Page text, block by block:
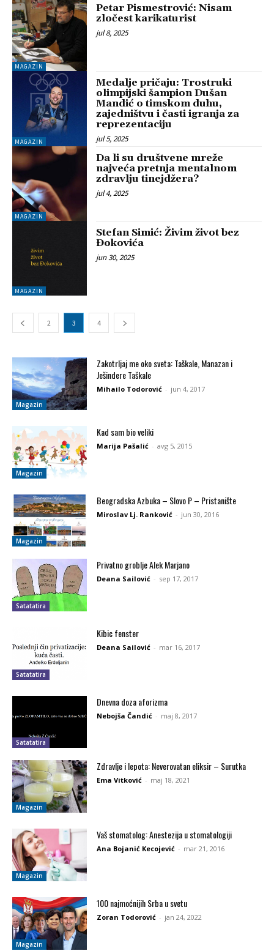
MAGAZIN
Petar Pismestrović: Nisam
zločest karikaturist
jul 8, 2025
MAGAZIN
Medalje pričaju: Trostruki
olimpijski šampion Dušan
Mandić o timskom duhu,
zajedništvu i časti igranja za
reprezentaciju
jul 5, 2025
MAGAZIN
Da li su društvene mreže
najveća pretnja mentalnom
zdravlju tinejdžera?
jul 4, 2025
MAGAZIN
Stefan Simić: Živim život bez
Đokovića
jun 30, 2025
2 3 4
Magazin
Zakotrljaj me oko sveta: Taškale, Manazan i
Ješindere Taškale
Mihailo Todorović - jun 4, 2017
Magazin
Kad sam bio veliki
Marija Pašalić - avg 5, 2015
Magazin
Beogradska Azbuka – Slovo P – Pristanište
Miroslav Lj. Ranković - jun 30, 2016
Satatatira
Privatno groblje Alek Marjano
Deana Sailović - sep 17, 2017
Satatatira
Kibic fenster
Deana Sailović - mar 16, 2017
Satatatira
Dnevna doza aforizma
Nebojša Čandić - maj 8, 2017
Magazin
Zdravlje i lepota: Neverovatan eliksir – Surutka
Ema Vitković - maj 18, 2021
Magazin
Vaš stomatolog: Anestezija u stomatologiji
Ana Bojanić Kecojević - mar 21, 2016
Magazin
100 najmoćnijih Srba u svetu
Zoran Todorović - jan 24, 2022